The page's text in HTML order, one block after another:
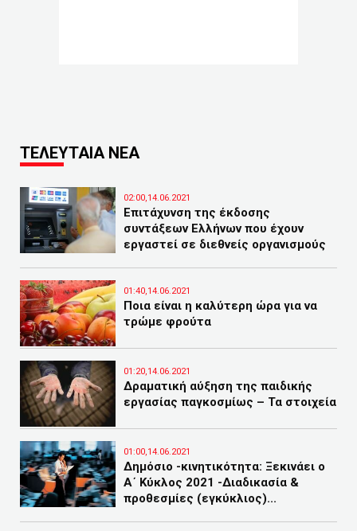
ΤΕΛΕΥΤΑΙΑ ΝΕΑ
02:00,14.06.2021
Επιτάχυνση της έκδοσης
συντάξεων Ελλήνων που έχουν
εργαστεί σε διεθνείς οργανισμούς
01:40,14.06.2021
Ποια είναι η καλύτερη ώρα για να
τρώμε φρούτα
01:20,14.06.2021
Δραματική αύξηση της παιδικής
εργασίας παγκοσμίως – Τα στοιχεία
01:00,14.06.2021
Δημόσιο -κινητικότητα: Ξεκινάει ο
Α΄ Κύκλος 2021 -Διαδικασία &
προθεσμίες (εγκύκλιος)...